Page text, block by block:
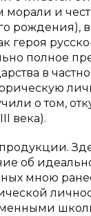
морали и
героя
полное
в
о том,
века).
об
мною